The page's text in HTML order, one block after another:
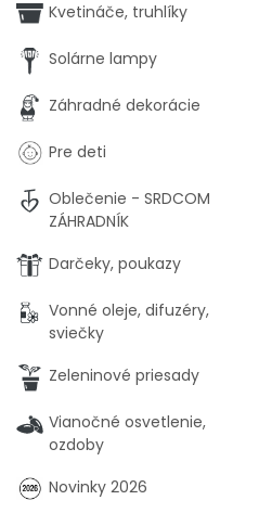
Kvetináče, truhlíky
Solárne lampy
Záhradné dekorácie
Pre deti
Oblečenie - SRDCOM
ZÁHRADNÍK
Darčeky, poukazy
Vonné oleje, difuzéry,
sviečky
Zeleninové priesady
Vianočné osvetlenie,
ozdoby
Novinky 2026